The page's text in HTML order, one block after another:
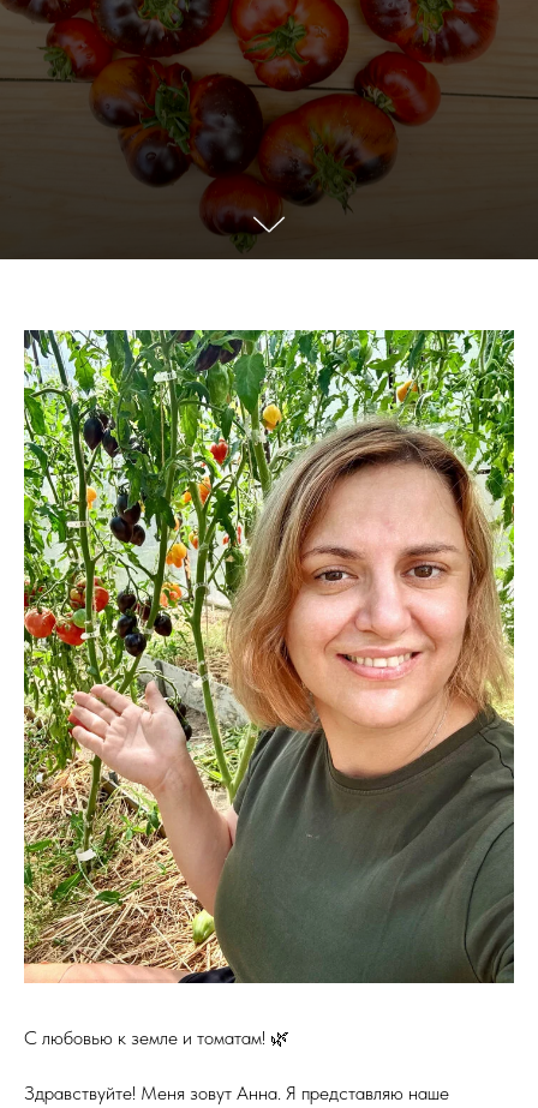
С любовью к земле и томатам! 🌿
Здравствуйте! Меня зовут Анна. Я представляю наше